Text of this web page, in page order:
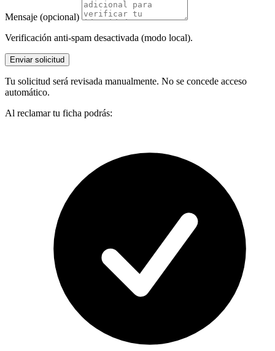
Mensaje (opcional)
Verificación anti-spam desactivada (modo local).
Enviar solicitud
Tu solicitud será revisada manualmente. No se concede acceso
automático.
Al reclamar tu ficha podrás: